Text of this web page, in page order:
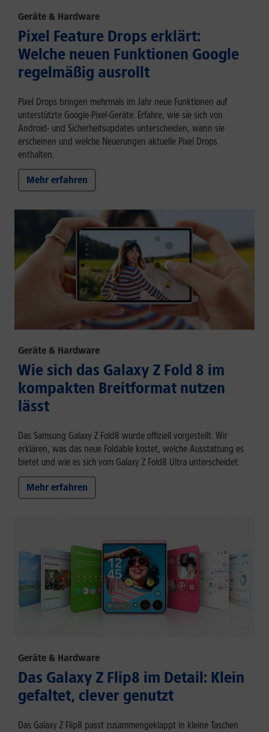
Geräte & Hardware
Pixel Feature Drops erklärt:
Welche neuen Funktionen Google
regelmäßig ausrollt
Pixel Drops bringen mehrmals im Jahr neue Funktionen auf
unterstützte Google-Pixel-Geräte. Erfahre, wie sie sich von
Android- und Sicherheitsupdates unterscheiden, wann sie
erscheinen und welche Neuerungen aktuelle Pixel Drops
enthalten.
Mehr erfahren
Geräte & Hardware
Wie sich das Galaxy Z Fold 8 im
kompakten Breitformat nutzen
lässt
Das Samsung Galaxy Z Fold8 wurde offiziell vorgestellt. Wir
erklären, was das neue Foldable kostet, welche Ausstattung es
bietet und wie es sich vom Galaxy Z Fold8 Ultra unterscheidet.
Mehr erfahren
Geräte & Hardware
Das Galaxy Z Flip8 im Detail: Klein
gefaltet, clever genutzt
Das Galaxy Z Flip8 passt zusammengeklappt in kleine Taschen